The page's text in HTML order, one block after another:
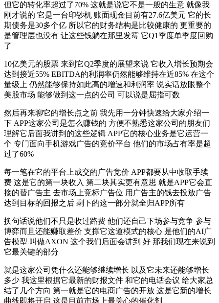
但它的转化率超过了70% 这就是说它不是一般的生意 就像我
刚才说的 它是一台印钞机 账面现金目前有27.6亿美元 它的长
期债务是30多个亿 所以它的财务结构是比较健康的 更重要的
是管理层也没有 让这些钱躺在那里发霉 它Q1季度单季度回购
了
10亿美元的股票 来到它Q2季度的展望来说 它收入增长预期会
达到接近55% EBITDA的利润率仍然能够维持在近85% 在这个
量级上 仍然能够保持如此高的增速和利润率 说实话放眼整个
美股市场 能够做到这一点的公司 可以说是屈指可数
然后再来聊它的增长点之前 我先用一分钟快速给大家介绍一
下 APP这家公司是怎么赚钱的 方便不熟悉这家公司的朋友们
理解它后面我讲到的这些逻辑 APP它的核心业务是它运营一
个 专门面向手机游戏广告的竞价平台 他们的市场占有率是超
过了60%
每一笔在它的平台上成交的广告竞价 APP都要从中收取手续
费 这是它的第一块收入 第二块其实更有意思 就是APP它会直
接的替广告主 去市场上竞标广告位 用广告主的钱去投放广告
达到目标的回报之后 剩下的这一部分就全归APP所有
换句话说他们不只是收过路费 他们还自己下场参与竞争 参与
博弈而且还能赚取差价 支撑它这道模式的核心 是他们的AI广
告模型 叫做AXON 这个我们后面会讲到 好 那我们现在来说到
它最关键的部分
就是这家公司凭什么还能够继续增长 以及它未来还能够增长
多少 我这里根据它最新的财报文件 和它的电话会议 给大家总
结了几个方向 第一就是它的电商广告的开放 这是它新的增长
曲线即将开启 这是目前市场上最关心的催化剂